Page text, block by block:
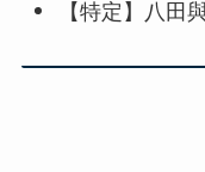
【特定】八田